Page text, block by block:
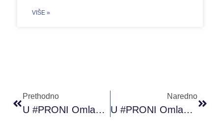
VIŠE »
Prethodno
U #PRONI Omladinskom Klubu Sarajevo Održana Je Online Radionica Digitalni Marketing
Naredno
U #PRONI Omladinskom Klubu Sarajevo Održana Je Putem Zoom Platforme Online Radionica Bonjour France